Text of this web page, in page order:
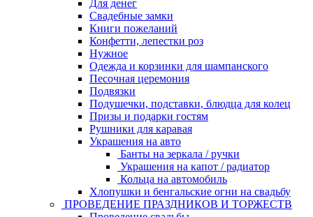
Для денег
Свадебные замки
Книги пожеланий
Конфетти, лепестки роз
Нужное
Одежда и корзинки для шампанского
Песочная церемония
Подвязки
Подушечки, подставки, блюдца для колец
Призы и подарки гостям
Рушники для каравая
Украшения на авто
Банты на зеркала / ручки
Украшения на капот / радиатор
Кольца на автомобиль
Хлопушки и бенгальские огни на свадьбу
ПРОВЕДЕНИЕ ПРАЗДНИКОВ И ТОРЖЕСТВ